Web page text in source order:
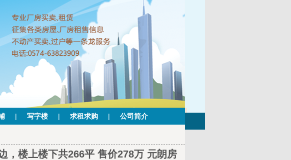
| 写字楼 | 求租求购 | 公司简介
，楼上楼下共266平 售价278万 元朗房